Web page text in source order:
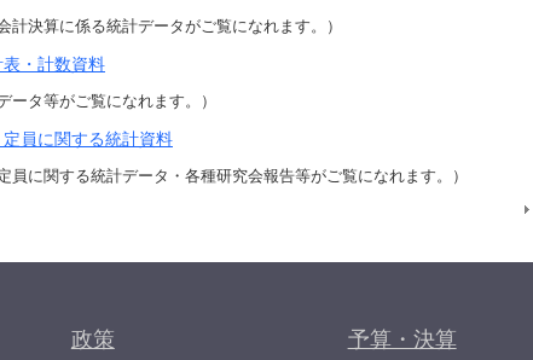
計決算に係る統計データがご覧になれます。）
・計数資料
ータ等がご覧になれます。）
員に関する統計資料
員に関する統計データ・各種研究会報告等がご覧になれます。）
政策 予算・決算